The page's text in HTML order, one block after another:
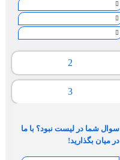
2
3
سوال شما در لیست نبود؟ با ما
در میان بگذارید!